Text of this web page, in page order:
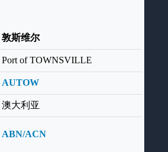
敦斯维尔
Port of TOWNSVILLE
AUTOW
澳大利亚
ABN/ACN